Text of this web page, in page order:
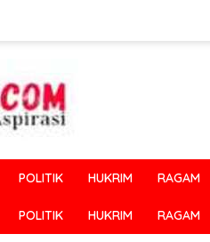
POLITIK HUKRIM RAGAM
POLITIK HUKRIM RAGAM